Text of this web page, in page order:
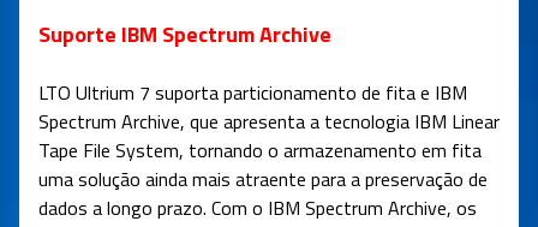
Suporte IBM Spectrum Archive
LTO Ultrium 7 suporta particionamento de fita e IBM
Spectrum Archive, que apresenta a tecnologia IBM Linear
Tape File System, tornando o armazenamento em fita
uma solução ainda mais atraente para a preservação de
dados a longo prazo. Com o IBM Spectrum Archive, os